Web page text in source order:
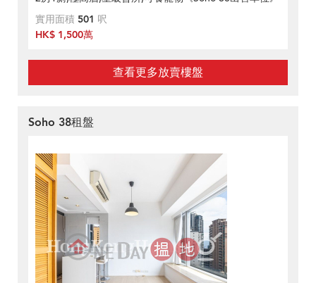
實用面積 501 呎
HK$ 1,500萬
查看更多放賣樓盤
Soho 38租盤